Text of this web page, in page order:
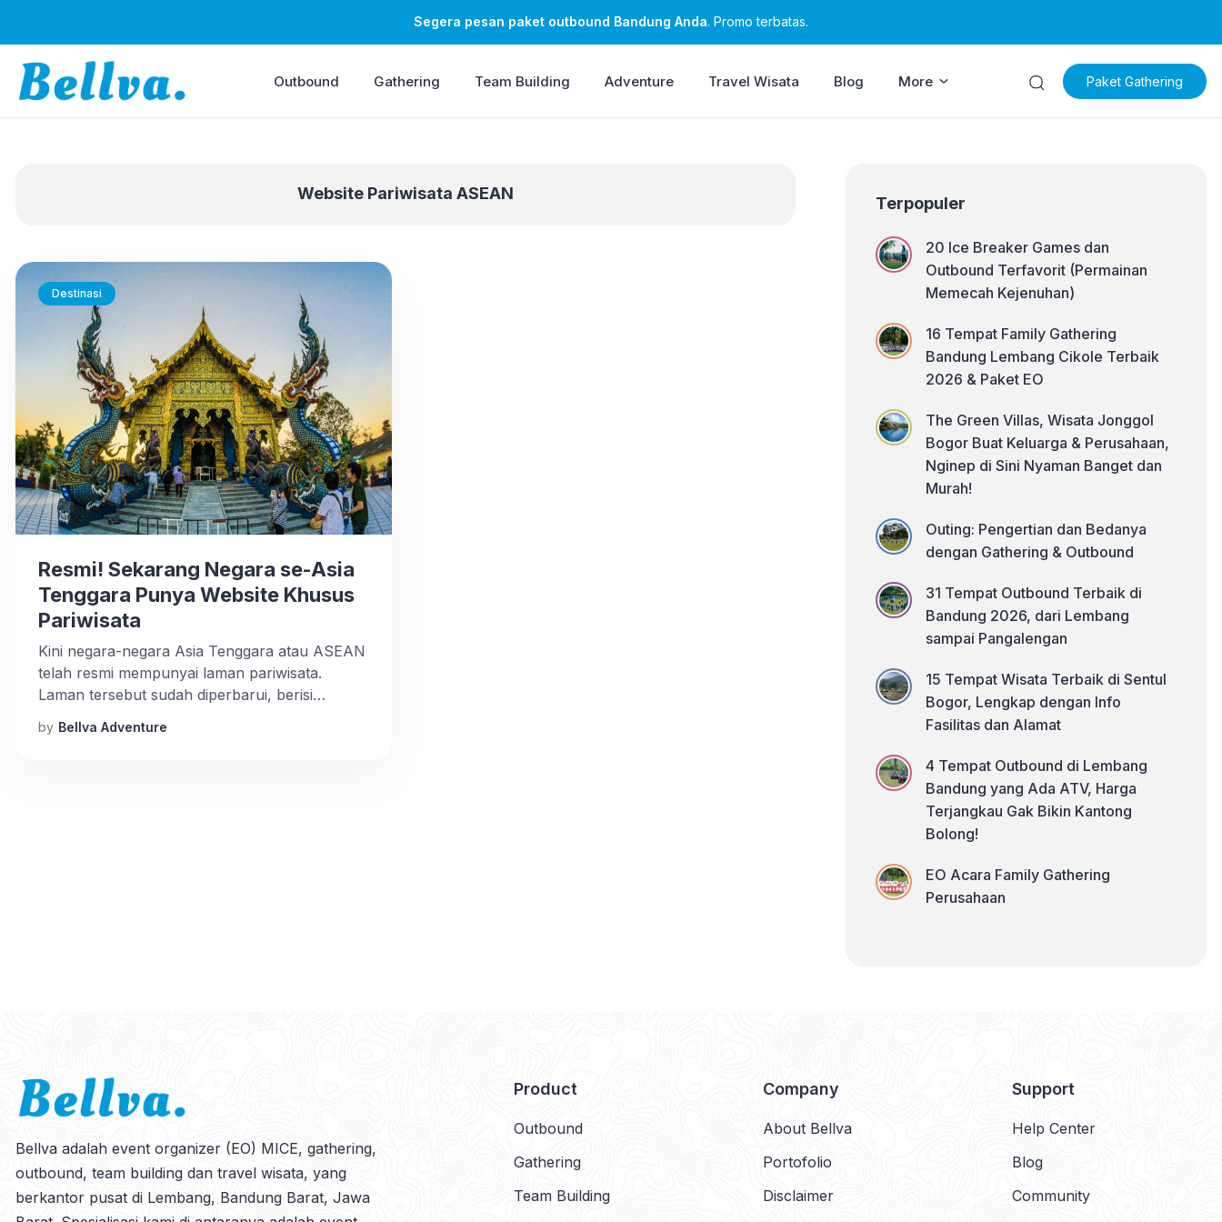
Segera pesan paket outbound Bandung Anda. Promo terbatas.
Paket Gathering
Outbound Gathering Team Building Adventure Travel Wisata Blog More
Website Pariwisata ASEAN
Destinasi
Resmi! Sekarang Negara se-Asia
Tenggara Punya Website Khusus
Pariwisata
Kini negara-negara Asia Tenggara atau ASEAN
telah resmi mempunyai laman pariwisata.
Laman tersebut sudah diperbarui, berisi
by Bellva Adventure
Terpopuler
20 Ice Breaker Games dan
Outbound Terfavorit (Permainan
Memecah Kejenuhan)
16 Tempat Family Gathering
Bandung Lembang Cikole Terbaik
2026 & Paket EO
The Green Villas, Wisata Jonggol
Bogor Buat Keluarga & Perusahaan,
Nginep di Sini Nyaman Banget dan
Murah!
Outing: Pengertian dan Bedanya
dengan Gathering & Outbound
31 Tempat Outbound Terbaik di
Bandung 2026, dari Lembang
sampai Pangalengan
15 Tempat Wisata Terbaik di Sentul
Bogor, Lengkap dengan Info
Fasilitas dan Alamat
4 Tempat Outbound di Lembang
Bandung yang Ada ATV, Harga
Terjangkau Gak Bikin Kantong
Bolong!
EO Acara Family Gathering
Perusahaan
Bellva adalah event organizer (EO) MICE, gathering,
outbound, team building dan travel wisata, yang
berkantor pusat di Lembang, Bandung Barat, Jawa
Product
Outbound
Gathering
Team Building
Company
About Bellva
Portofolio
Disclaimer
Support
Help Center
Blog
Community